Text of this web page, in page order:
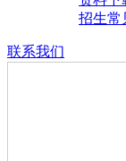
招生常
联系我们